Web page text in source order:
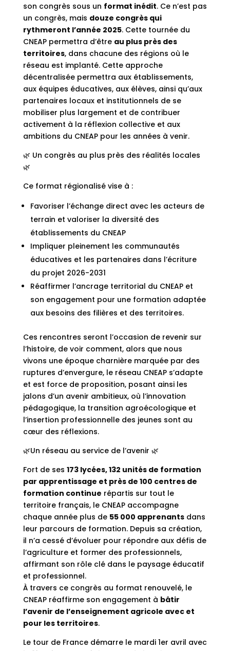
son congrès sous un format inédit. Ce n’est pas
un congrès, mais douze congrès qui
rythmeront l’année 2025. Cette tournée du
CNEAP permettra d’être au plus près des
territoires, dans chacune des régions où le
réseau est implanté. Cette approche
décentralisée permettra aux établissements,
aux équipes éducatives, aux élèves, ainsi qu’aux
partenaires locaux et institutionnels de se
mobiliser plus largement et de contribuer
activement à la réflexion collective et aux
ambitions du CNEAP pour les années à venir.
🌿 Un congrès au plus près des réalités locales
🌿
Ce format régionalisé vise à :
Favoriser l’échange direct avec les acteurs de
terrain et valoriser la diversité des
établissements du CNEAP
Impliquer pleinement les communautés
éducatives et les partenaires dans l’écriture
du projet 2026-2031
Réaffirmer l’ancrage territorial du CNEAP et
son engagement pour une formation adaptée
aux besoins des filières et des territoires.
Ces rencontres seront l’occasion de revenir sur
l’histoire, de voir comment, alors que nous
vivons une époque charnière marquée par des
ruptures d’envergure, le réseau CNEAP s’adapte
et est force de proposition, posant ainsi les
jalons d’un avenir ambitieux, où l’innovation
pédagogique, la transition agroécologique et
l’insertion professionnelle des jeunes sont au
cœur des réflexions.
🌿Un réseau au service de l’avenir 🌿
Fort de ses 173 lycées, 132 unités de formation
par apprentissage et près de 100 centres de
formation continue répartis sur tout le
territoire français, le CNEAP accompagne
chaque année plus de 55 000 apprenantsdans
leur parcours de formation. Depuis sa création,
il n’a cessé d’évoluer pour répondre aux défis de
l’agriculture et former des professionnels,
affirmant son rôle clé dans le paysage éducatif
et professionnel.
À travers ce congrès au format renouvelé, le
CNEAP réaffirme son engagement à bâtir
l’avenir de l’enseignement agricole avec et
pour les territoires.
Le tour de France démarre le mardi 1er avril avec